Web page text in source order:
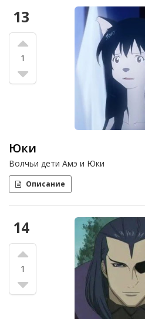
13
1
Юки
Волчьи дети Амэ и Юки
Описание
14
1